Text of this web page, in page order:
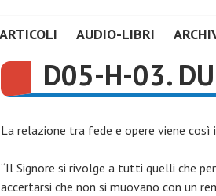
ARTICOLI AUDIO-LIBRI
D05-H-03.
La relazione tra fede e opere viene così
“Il Signore si rivolge a tutti quelli che
accertarsi che non si muovano con un